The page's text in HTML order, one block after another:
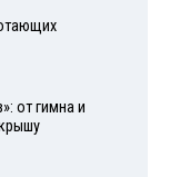
от гимна и